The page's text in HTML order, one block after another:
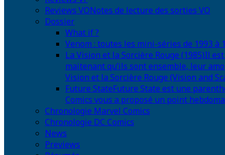
Reviews VONotes de lecture des sorties VO
Dossier
What if ?
Venom : toutes les mini-séries de 1993 à
La Vision et la Sorcière Rouge (1985)Il
maitenant qu’ils sont ensemble, leur
Vision et la Sorcière Rouge (Vision and
Future StateFuture State est une
Comics vous a proposé un point
Chronologie Marvel Comics
Chronologie DC Comics
News
Previews